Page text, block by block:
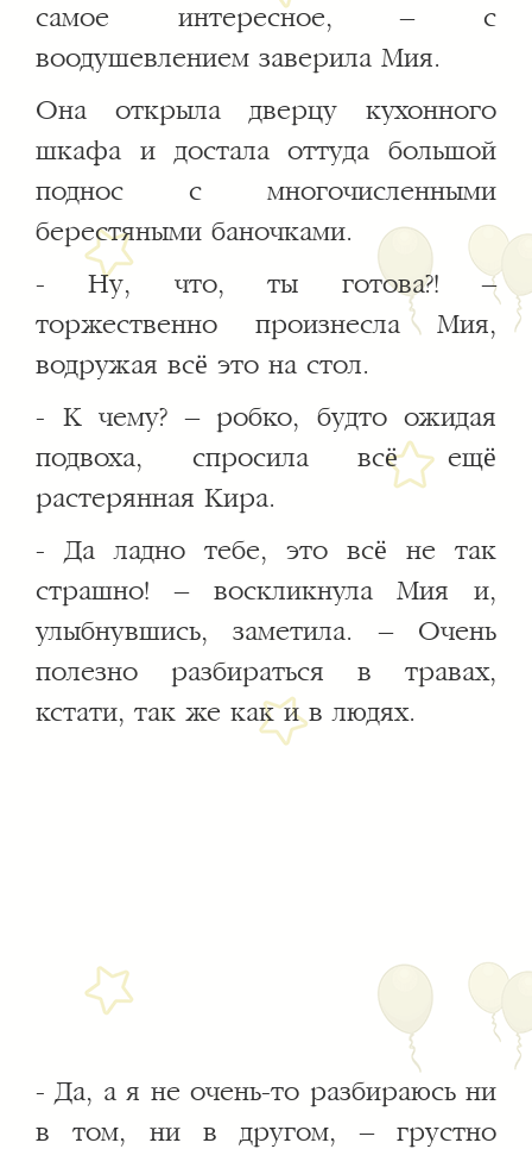
самое интересное, – с
воодушевлением заверила Мия.
Она открыла дверцу кухонного
шкафа и достала оттуда большой
поднос с многочисленными
берестяными баночками.
- Ну, что, ты готова?! –
торжественно произнесла Мия,
водружая всё это на стол.
- К чему? – робко, будто ожидая
подвоха, спросила всё ещё
растерянная Кира.
- Да ладно тебе, это всё не так
страшно! – воскликнула Мия и,
улыбнувшись, заметила. – Очень
полезно разбираться в травах,
кстати, так же как и в людях.
- Да, а я не очень-то разбираюсь ни
в том, ни в другом, – грустно